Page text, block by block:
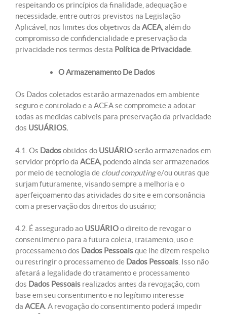
respeitando os princípios da finalidade, adequação e
necessidade, entre outros previstos na Legislação
Aplicável, nos limites dos objetivos da ACEA, além do
compromisso de confidencialidade e preservação da
privacidade nos termos desta Política de Privacidade
O Armazenamento De Dados
Os Dados coletados estarão armazenados em ambiente
seguro e controlado e a ACEA se compromete a adotar
todas as medidas cabíveis para preservação da privacidade
dos USUÁRIOS.
4.1. Os Dadosobtidos do USUÁRIOserão armazenados em
servidor próprio da ACEA, podendo ainda ser armazenados
por meio de tecnologia de cloud computinge/ou outras que
surjam futuramente, visando sempre a melhoria e o
aperfeiçoamento das atividades do site e em consonância
com a preservação dos direitos do usuário;
4.2. É assegurado ao USUÁRIOo direito de revogar o
consentimento para a futura coleta, tratamento, uso e
processamento dos Dados Pessoaisque lhe dizem respeito
ou restringir o processamento de Dados Pessoais . Isso não
afetará a legalidade do tratamento e processamento
dos Dados Pessoais realizados antes da revogação, com
base em seu consentimento e no legítimo interesse
da ACEA. A revogação do consentimento poderá impedir